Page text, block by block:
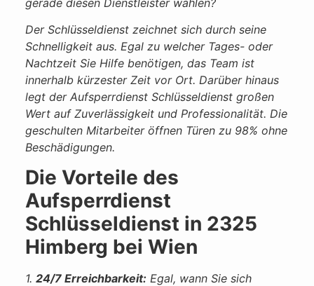
Der Schlüsseldienst zeichnet sich durch seine
Schnelligkeit aus. Egal zu welcher Tages- oder
Nachtzeit Sie Hilfe benötigen, das Team ist
innerhalb kürzester Zeit vor Ort. Darüber hinaus
legt der Aufsperrdienst Schlüsseldienst großen
Wert auf Zuverlässigkeit und Professionalität. Die
geschulten Mitarbeiter öffnen Türen zu 98% ohne
Beschädigungen.
Die Vorteile des
Aufsperrdienst
Schlüsseldienst in 2325
Himberg bei Wien
1. 24/7 Erreichbarkeit: Egal, wann Sie sich